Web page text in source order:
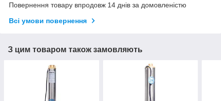
Повернення товару впродовж 14 днів за домовленістю
Всі умови повернення
З цим товаром також замовляють